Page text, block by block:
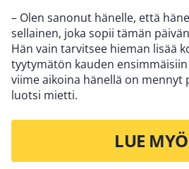
– Olen sanonut hänelle, että
sellainen, joka sopii tämän
Hän vain tarvitsee hieman lisää
tyytymätön kauden
viime aikoina hänellä on mennyt
luotsi mietti.
LUE